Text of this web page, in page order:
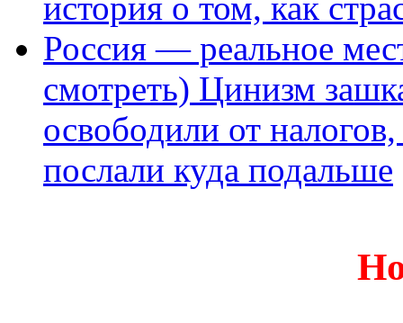
история о том, как
Россия — реальное
смотреть) Цинизм
освободили от
послали куда подальше